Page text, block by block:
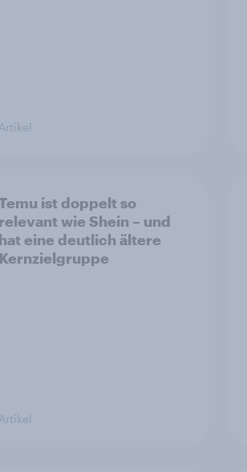
Artikel
ist doppelt so
relevant wie Shein – und
hat eine deutlich ältere
Kernzielgruppe
Artikel